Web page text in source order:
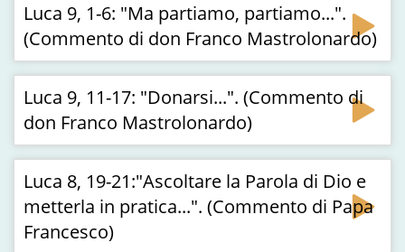
Luca 9, 1-6: "Ma partiamo, partiamo...".
(Commento di don Franco Mastrolonardo)
Luca 9, 11-17: "Donarsi...". (Commento di
don Franco Mastrolonardo)
Luca 8, 19-21:"Ascoltare la Parola di Dio e
metterla in pratica...". (Commento di Papa
Francesco)